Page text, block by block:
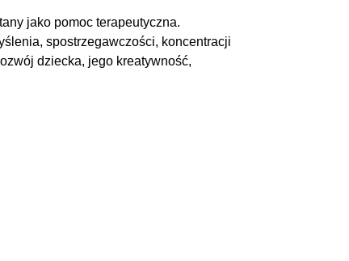
jako pomoc terapeutyczna.
spostrzegawczości, koncentracji
dziecka, jego kreatywność,